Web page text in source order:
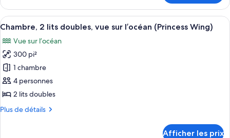
lits
doubles,
la
tour
(Renovated)
Chambre,
lits
dans
la
tour
(Renovated)
Afficher
toutes
les
photos
pour
ce
type
chambre :
Une chambre d’hôtel avec deux
4
Chambre, 2 lits doubles, vue sur l’océan (Princess Wing)
Vue sur l’océan
300 pi²
1 chambre
4 personnes
2 lits doubles
Plus de détails
Plus
Afficher les prix